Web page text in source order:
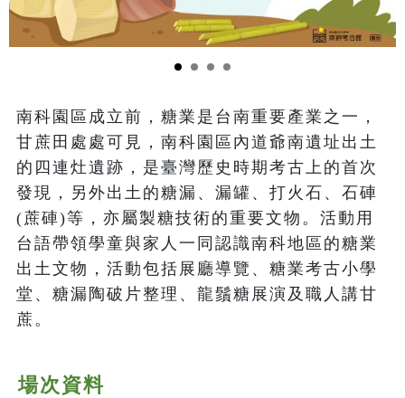
南科園區成立前，糖業是台南重要產業之一，
甘蔗田處處可見，南科園區內道爺南遺址出土
的四連灶遺跡，是臺灣歷史時期考古上的首次
發現，另外出土的糖漏、漏罐、打火石、石硨
(蔗硨)等，亦屬製糖技術的重要文物。活動用
台語帶領學童與家人一同認識南科地區的糖業
出土文物，活動包括展廳導覽、糖業考古小學
堂、糖漏陶破片整理、龍鬚糖展演及職人講甘
蔗。
場次資料